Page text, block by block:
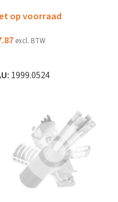
op voorraad
excl. BTW
1999.0524